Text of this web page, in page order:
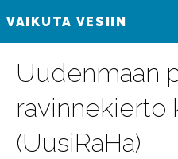
VAIKUTA VESIIN
Uudenmaan
ravinnekierto
(UusiRaHa)